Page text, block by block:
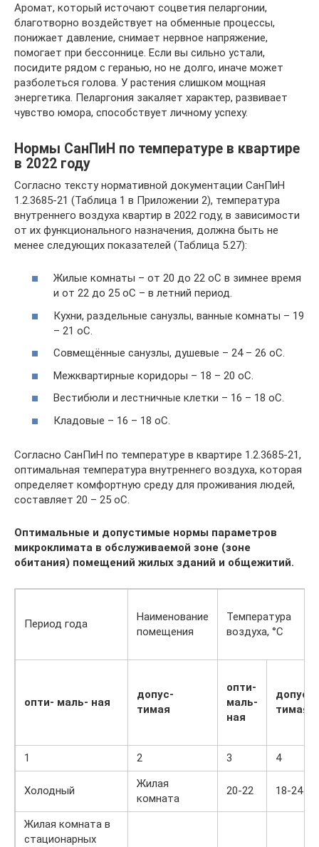
Аромат, который источают соцветия пеларгонии,
благотворно воздействует на обменные процессы,
понижает давление, снимает нервное напряжение,
помогает при бессоннице. Если вы сильно устали,
посидите рядом с геранью, но не долго, иначе может
разболеться голова. У растения слишком мощная
энергетика. Пеларгония закаляет характер, развивает
чувство юмора, способствует личному успеху.
Нормы СанПиН по температуре в квартире
в 2022 году
Согласно тексту нормативной документации СанПиН
1.2.3685-21 (Таблица 1 в Приложении 2), температура
внутреннего воздуха квартир в 2022 году, в зависимости
от их функционального назначения, должна быть не
менее следующих показателей (Таблица 5.27):
Жилые комнаты – от 20 до 22 оС в зимнее время
и от 22 до 25 оС – в летний период.
Кухни, раздельные санузлы, ванные комнаты – 19
– 21 оС.
Совмещённые санузлы, душевые – 24 – 26 оС.
Межквартирные коридоры – 18 – 20 оС.
Вестибюли и лестничные клетки – 16 – 18 оС.
Кладовые – 16 – 18 оС.
Согласно СанПиН по температуре в квартире 1.2.3685-21,
оптимальная температура внутреннего воздуха, которая
определяет комфортную среду для проживания людей,
составляет 20 – 25 оС.
Оптимальные и допустимые нормы параметров
микроклимата в обслуживаемой зоне (зоне
обитания) помещений жилых зданий и общежитий.
Период года
Наименование
помещения
Температура
воздуха, °С
опти- маль- ная
допус-
тимая
опти-
маль-
ная
допус-
тимая
1 2 3 4
Холодный
Жилая
комната
20-22 18-24
Жилая комната в
стационарных